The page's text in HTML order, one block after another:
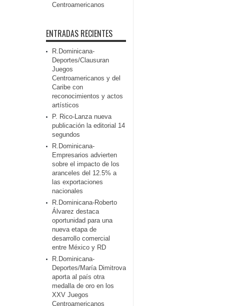
Centroamericanos
ENTRADAS RECIENTES
R.Dominicana-
Deportes/Clausuran
Juegos
Centroamericanos y del
Caribe con
reconocimientos y actos
artísticos
P. Rico-Lanza nueva
publicación la editorial 14
segundos
R.Dominicana-
Empresarios advierten
sobre el impacto de los
aranceles del 12.5% a
las exportaciones
nacionales
R.Dominicana-Roberto
Álvarez destaca
oportunidad para una
nueva etapa de
desarrollo comercial
entre México y RD
R.Dominicana-
Deportes/María Dimitrova
aporta al país otra
medalla de oro en los
XXV Juegos
Centroamericanos